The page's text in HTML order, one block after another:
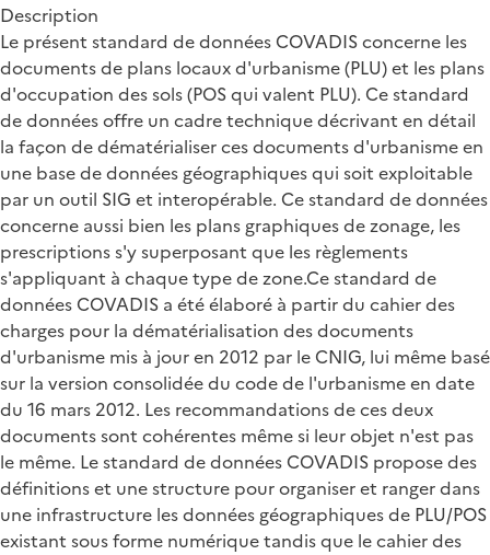
Description
Le présent standard de données COVADIS concerne les
documents de plans locaux d'urbanisme (PLU) et les plans
d'occupation des sols (POS qui valent PLU). Ce standard
de données offre un cadre technique décrivant en détail
la façon de dématérialiser ces documents d'urbanisme en
une base de données géographiques qui soit exploitable
par un outil SIG et interopérable. Ce standard de données
concerne aussi bien les plans graphiques de zonage, les
prescriptions s'y superposant que les règlements
s'appliquant à chaque type de zone.Ce standard de
données COVADIS a été élaboré à partir du cahier des
charges pour la dématérialisation des documents
d'urbanisme mis à jour en 2012 par le CNIG, lui même basé
sur la version consolidée du code de l'urbanisme en date
du 16 mars 2012. Les recommandations de ces deux
documents sont cohérentes même si leur objet n'est pas
le même. Le standard de données COVADIS propose des
définitions et une structure pour organiser et ranger dans
une infrastructure les données géographiques de PLU/POS
existant sous forme numérique tandis que le cahier des